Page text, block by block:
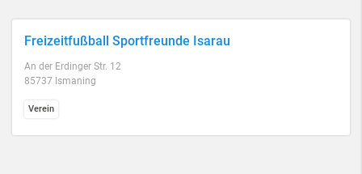
Freizeitfußball Sportfreunde Isarau
An der Erdinger Str. 12
85737 Ismaning
Verein